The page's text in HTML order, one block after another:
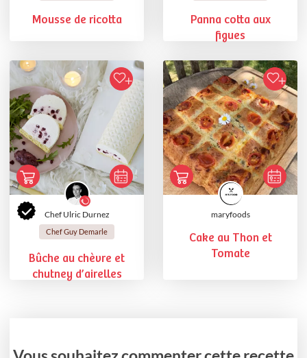
Mousse de ricotta
Panna cotta aux
figues
Chef Ulric Durnez
Chef Guy Demarle
Bûche au chèvre et
chutney d’airelles
maryfoods
Cake au Thon et
Tomate